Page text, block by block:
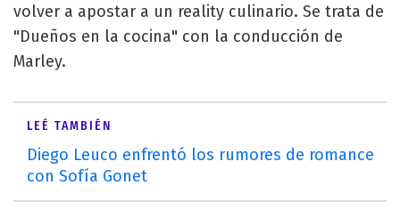
volver a apostar a un reality culinario. Se trata de
"Dueños en la cocina" con la conducción de
Marley.
LEÉ TAMBIÉN
Diego Leuco enfrentó los rumores de romance
con Sofía Gonet